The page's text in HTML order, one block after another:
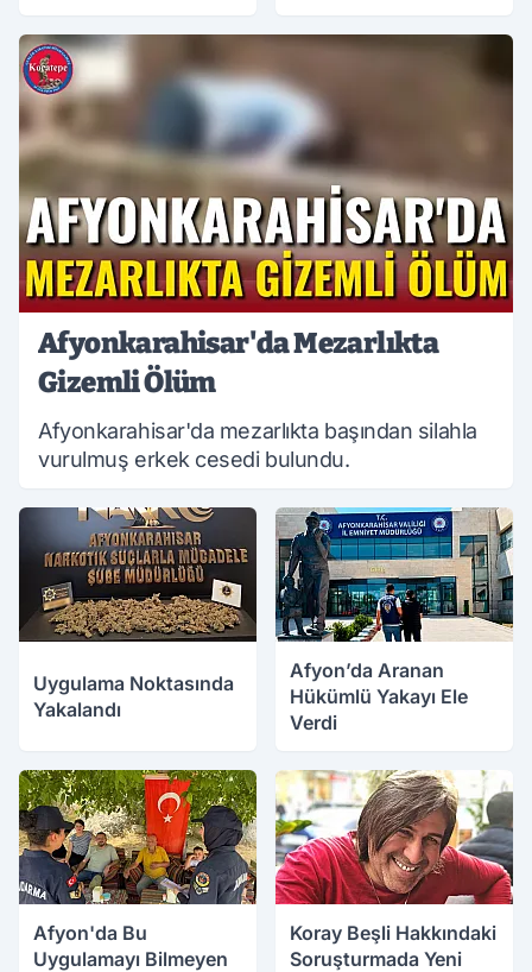
Yerinden Vurdu
06.08.2026 14:30
06.08.2026 11:49
Afyonkarahisar'da Mezarlıkta
Gizemli Ölüm
Afyonkarahisar'da mezarlıkta başından silahla
vurulmuş erkek cesedi bulundu.
05.08.2026 17:48
Uygulama Noktasında
Yakalandı
05.08.2026 16:45
Afyon’da Aranan
Hükümlü Yakayı Ele
Verdi
05.08.2026 16:42
Afyon'da Bu
Uygulamayı Bilmeyen
Koray Beşli Hakkındaki
Soruşturmada Yeni